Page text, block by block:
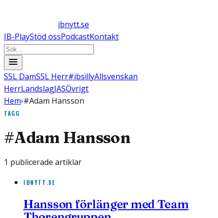
ibnytt.se
IB-PlayStöd ossPodcastKontakt
SSL DamSSL Herr#ibsillyAllsvenskan
HerrLandslagJASÖvrigt
Hem›#Adam Hansson
TAGG
#Adam Hansson
1 publicerade artiklar
IBNYTT.SE
Hansson förlänger med Team